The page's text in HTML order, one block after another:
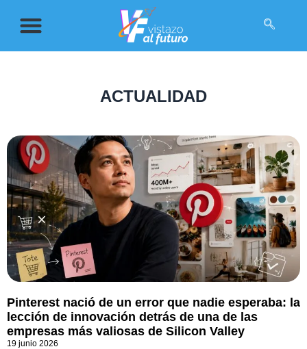
ACTUALIDAD
Pinterest nació de un error que nadie esperaba: la
lección de innovación detrás de una de las
empresas más valiosas de Silicon Valley
19 junio 2026